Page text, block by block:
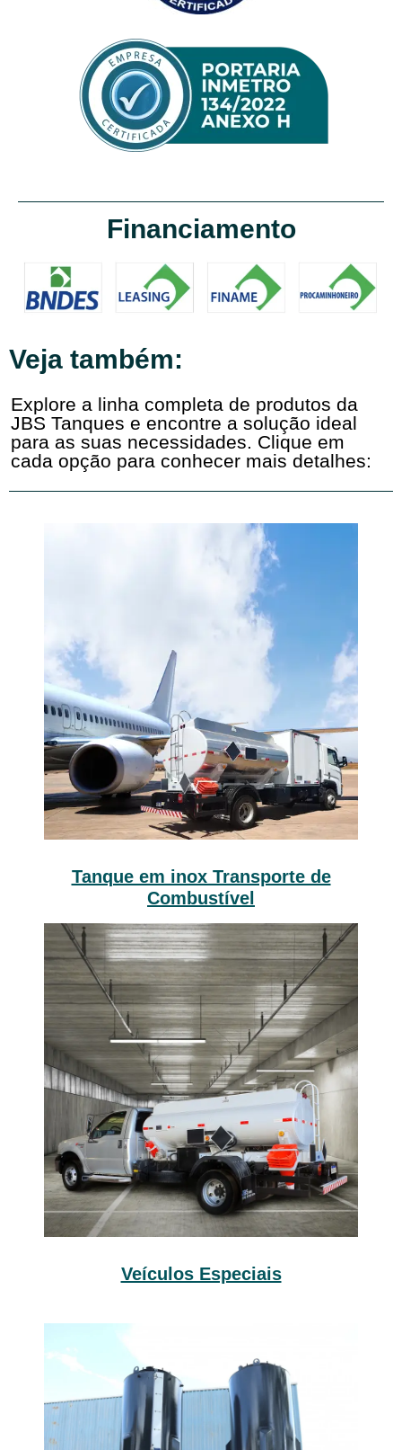
Financiamento
Veja também:
Explore a linha completa de produtos da
JBS Tanques e encontre a solução ideal
para as suas necessidades. Clique em
cada opção para conhecer mais detalhes:
Tanque em inox Transporte de
Combustível
Veículos Especiais